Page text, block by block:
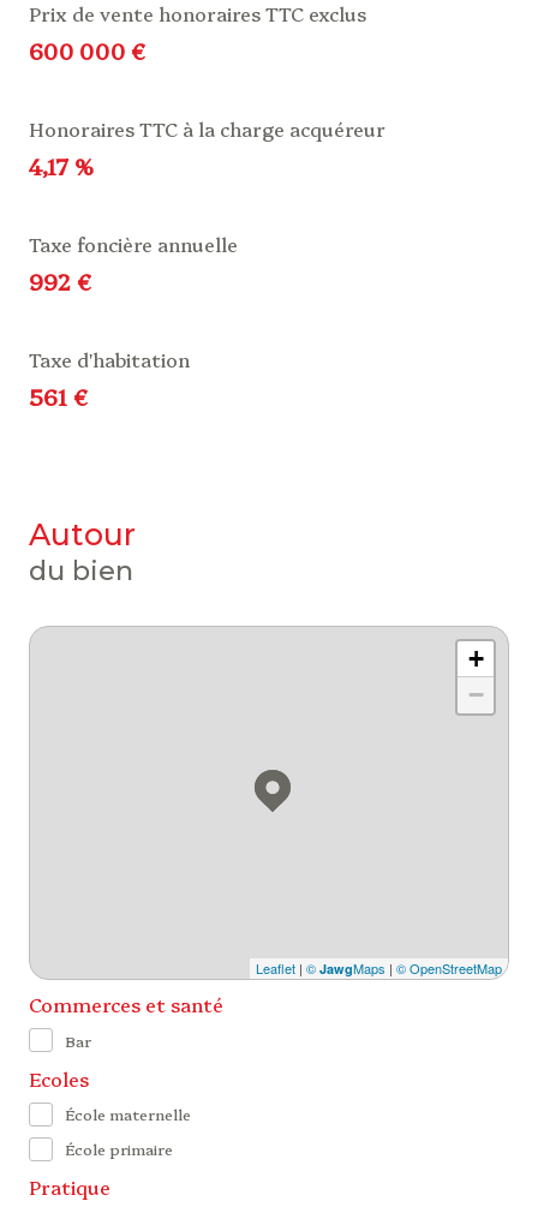
Prix de vente honoraires TTC exclus
600 000 €
Honoraires TTC à la charge acquéreur
4,17 %
Taxe foncière annuelle
992 €
Taxe d'habitation
561 €
autour
du bien
+
−
Leaflet | © JawgMaps | © OpenStreetMap
Commerces et santé
Bar
Ecoles
École maternelle
École primaire
Pratique